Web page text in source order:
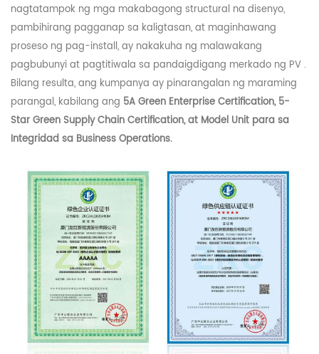
nagtatampok ng mga makabagong structural na disenyo,
pambihirang pagganap sa kaligtasan, at maginhawang
proseso ng pag-install, ay nakakuha ng malawakang
pagbubunyi at pagtitiwala sa pandaigdigang merkado ng PV .
Bilang resulta, ang kumpanya ay pinarangalan ng maraming
parangal, kabilang ang 5A Green Enterprise Certification, 5-
Star Green Supply Chain Certification, at Model Unit para sa
Integridad sa Business Operations.